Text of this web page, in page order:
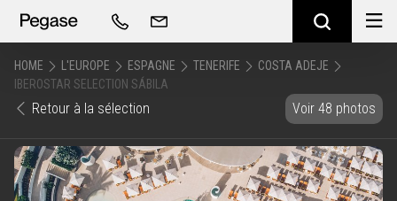
HOME L'EUROPE ESPAGNE TENERIFE
COSTA ADEJE
IBEROSTAR SELECTION SÁBILA
Retour à la sélection Voir 48 photos